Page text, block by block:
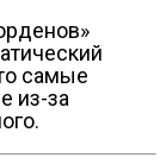
самые
из-за